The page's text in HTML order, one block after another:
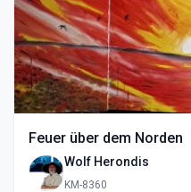
Feuer über dem Norden
Wolf Herondis
KM-8360